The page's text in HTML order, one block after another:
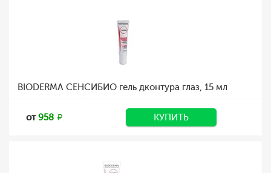
BIODERMA СЕНСИБИО гель дконтура глаз, 15 мл
от958 КУПИТЬ